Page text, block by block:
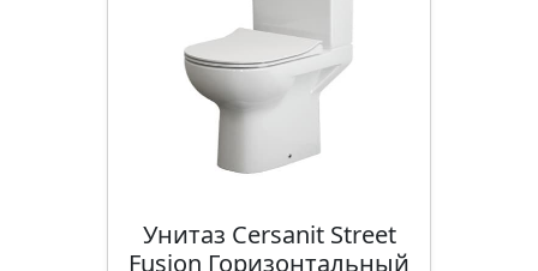
Унитаз Cersanit Street
Fusion Горизонтальный